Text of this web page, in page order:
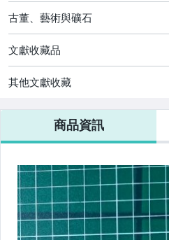
偶像、球員卡與郵幣
古董、藝術與礦石
文獻收藏品
其他文獻收藏
商品資訊